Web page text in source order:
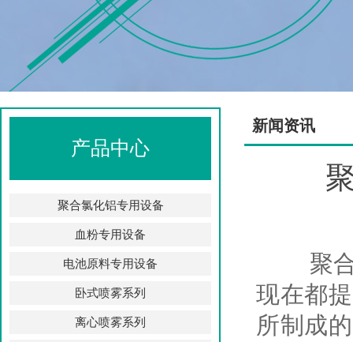
产品中心
聚合氯化铝专用设备
血粉专用设备
电池原料专用设备
卧式喷雾系列
离心喷雾系列
新闻资讯
聚合氯
现在都
所制成